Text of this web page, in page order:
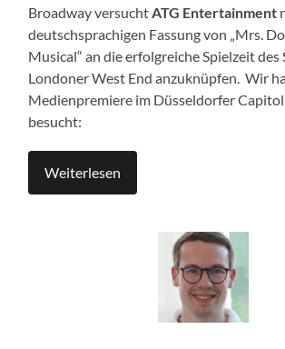
Broadway versuchtATG Entertainment
deutschsprachigen Fassung von „Mrs.
Musical“ an die erfolgreiche Spielzeit des
Londoner West End anzuknüpfen. Wir
Medienpremiere im Düsseldorfer
besucht:
Weiterlesen